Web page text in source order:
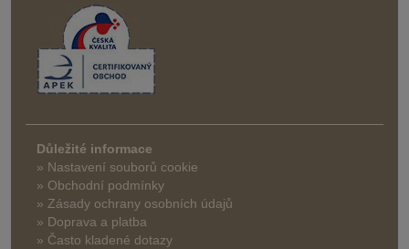
Důležité informace
» Nastavení souborů cookie
» Obchodní podmínky
» Zásady ochrany osobních údajů
» Doprava a platba
» Často kladené dotazy